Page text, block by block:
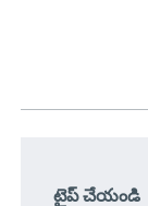
టైప్ చేయండి